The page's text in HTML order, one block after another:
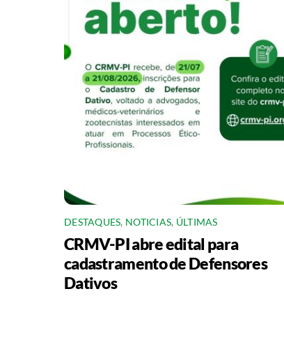
DESTAQUES, NOTICIAS, ÚLTIMAS
CRMV-PI abre edital para
cadastramento de Defensores
Dativos